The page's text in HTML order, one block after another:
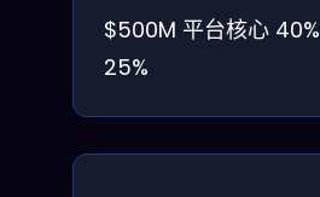
$500M 平台核心 40%
25%